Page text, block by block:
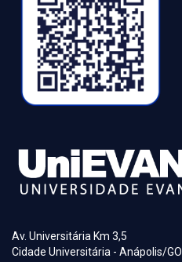
Av. Universitária Km 3,5
Cidade Universitária - Anápolis/GO